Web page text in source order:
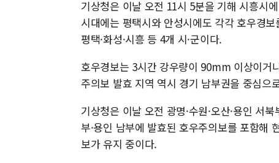
기상청은 이날 오전 11시 5분을 기해 시흥시
시대에는 평택시와 안성시에도 각각 호우경
평택·화성·시흥 등 4개 시·군이다.
호우경보는 3시간 강우량이 90mm 이상이
주의보 발효 지역 역시 경기 남부권을 중심으
기상청은 이날 오전 광명·수원·오산·용인 서
부·용인 남부에 발효된 호우주의보를 포함해
보가 유지 중이다.